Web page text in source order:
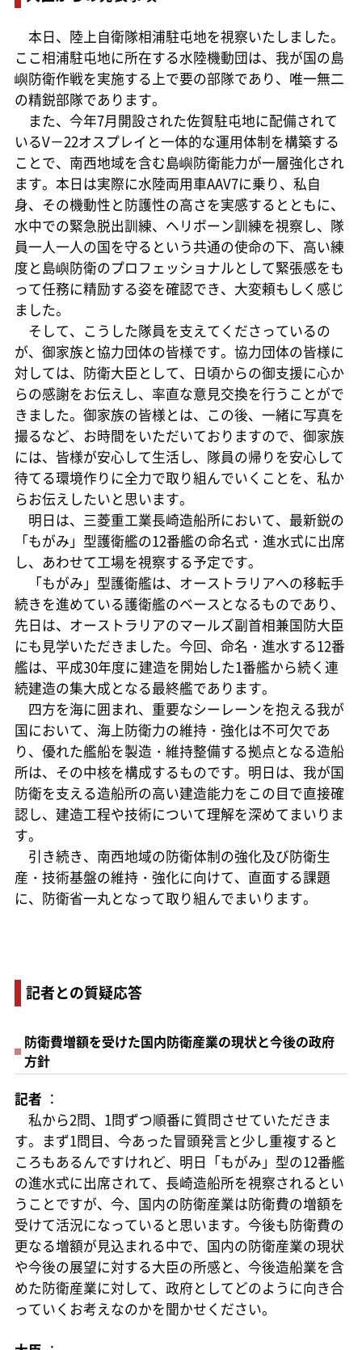
本日、陸上自衛隊相浦駐屯地を視察いたしました。
ここ相浦駐屯地に所在する水陸機動団は、我が国の島
嶼防衛作戦を実施する上で要の部隊であり、唯一無二
の精鋭部隊であります。
また、今年7月開設された佐賀駐屯地に配備されて
いるV－22オスプレイと一体的な運用体制を構築する
ことで、南西地域を含む島嶼防衛能力が一層強化され
ます。本日は実際に水陸両用車AAV7に乗り、私自
身、その機動性と防護性の高さを実感するとともに、
水中での緊急脱出訓練、ヘリボーン訓練を視察し、隊
員一人一人の国を守るという共通の使命の下、高い練
度と島嶼防衛のプロフェッショナルとして緊張感をも
って任務に精励する姿を確認でき、大変頼もしく感じ
ました。
そして、こうした隊員を支えてくださっているの
が、御家族と協力団体の皆様です。協力団体の皆様に
対しては、防衛大臣として、日頃からの御支援に心か
らの感謝をお伝えし、率直な意見交換を行うことがで
きました。御家族の皆様とは、この後、一緒に写真を
撮るなど、お時間をいただいておりますので、御家族
には、皆様が安心して生活し、隊員の帰りを安心して
待てる環境作りに全力で取り組んでいくことを、私か
らお伝えしたいと思います。
明日は、三菱重工業長崎造船所において、最新鋭の
「もがみ」型護衛艦の12番艦の命名式・進水式に出席
し、あわせて工場を視察する予定です。
「もがみ」型護衛艦は、オーストラリアへの移転手
続きを進めている護衛艦のベースとなるものであり、
先日は、オーストラリアのマールズ副首相兼国防大臣
にも見学いただきました。今回、命名・進水する12番
艦は、平成30年度に建造を開始した1番艦から続く連
続建造の集大成となる最終艦であります。
四方を海に囲まれ、重要なシーレーンを抱える我が
国において、海上防衛力の維持・強化は不可欠であ
り、優れた艦船を製造・維持整備する拠点となる造船
所は、その中核を構成するものです。明日は、我が国
防衛を支える造船所の高い建造能力をこの目で直接確
認し、建造工程や技術について理解を深めてまいりま
す。
引き続き、南西地域の防衛体制の強化及び防衛生
産・技術基盤の維持・強化に向けて、直面する課題
に、防衛省一丸となって取り組んでまいります。
記者との質疑応答
防衛費増額を受けた国内防衛産業の現状と今後の政府
方針
記者 ：
私から2問、1問ずつ順番に質問させていただきま
す。まず1問目、今あった冒頭発言と少し重複すると
ころもあるんですけれど、明日「もがみ」型の12番艦
の進水式に出席されて、長崎造船所を視察されるとい
うことですが、今、国内の防衛産業は防衛費の増額を
受けて活況になっていると思います。今後も防衛費の
更なる増額が見込まれる中で、国内の防衛産業の現状
や今後の展望に対する大臣の所感と、今後造船業を含
めた防衛産業に対して、政府としてどのように向き合
っていくお考えなのかを聞かせください。